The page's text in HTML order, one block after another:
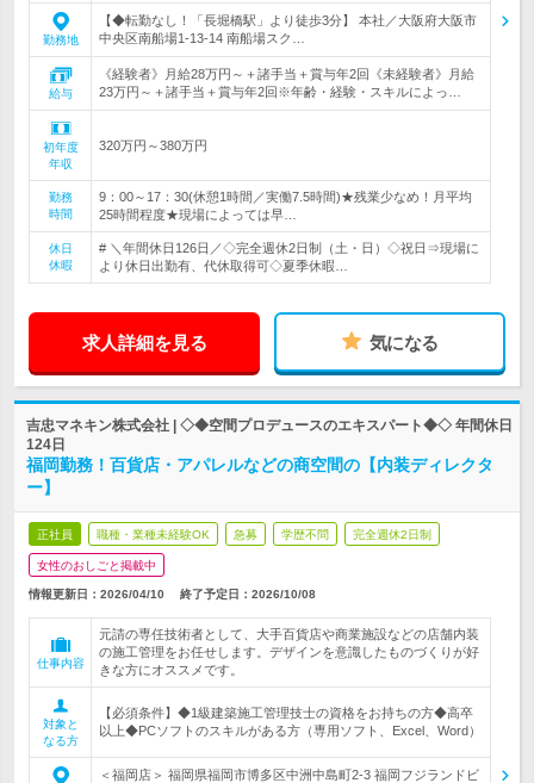
勤務地
【◆転勤なし！「長堀橋駅」より徒歩3分】 本社／大阪府大阪市
中央区南船場1-13-14 南船場スク…
給与
《経験者》月給28万円～＋諸手当＋賞与年2回《未経験者》月給
23万円～＋諸手当＋賞与年2回※年齢・経験・スキルによっ…
初年度
年収
320万円～380万円
勤務
時間
9：00～17：30(休憩1時間／実働7.5時間)★残業少なめ！月平均
25時間程度★現場によっては早…
休日
休暇
# ＼年間休日126日／◇完全週休2日制（土・日）◇祝日⇒現場に
より休日出勤有、代休取得可◇夏季休暇…
求人詳細を見る 気になる
吉忠マネキン株式会社 | ◇◆空間プロデュースのエキスパート◆◇ 年間休日
124日
福岡勤務！百貨店・アパレルなどの商空間の【内装ディレクタ
ー】
正社員 職種・業種未経験OK 急募 学歴不問 完全週休2日制
女性のおしごと掲載中
情報更新日：2026/04/10 終了予定日： 2026/10/08
仕事内容
元請の専任技術者として、大手百貨店や商業施設などの店舗内装
の施工管理をお任せします。デザインを意識したものづくりが好
きな方にオススメです。
対象と
なる方
【必須条件】◆1級建築施工管理技士の資格をお持ちの方◆高卒
以上◆PCソフトのスキルがある方（専用ソフト、Excel、Word）
＜福岡店＞ 福岡県福岡市博多区中洲中島町2-3 福岡フジランドビ